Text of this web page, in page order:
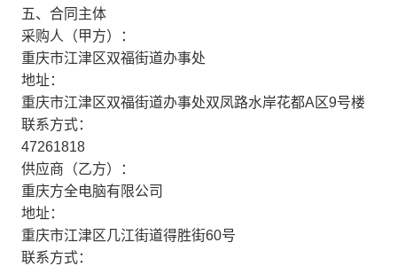
五、合同主体
采购人（甲方）：
重庆市江津区双福街道办事处
地址：
重庆市江津区双福街道办事处双凤路水岸花都A区9号楼
联系方式：
47261818
供应商（乙方）：
重庆方全电脑有限公司
地址：
重庆市江津区几江街道得胜街60号
联系方式：